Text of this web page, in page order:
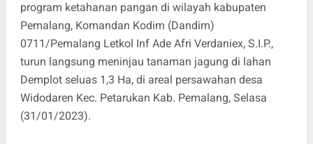
program ketahanan pangan di wilayah kabupaten
Pemalang, Komandan Kodim (Dandim)
0711/Pemalang Letkol Inf Ade Afri Verdaniex, S.I.P.,
turun langsung meninjau tanaman jagung di lahan
Demplot seluas 1,3 Ha, di areal persawahan desa
Widodaren Kec. Petarukan Kab. Pemalang, Selasa
(31/01/2023).